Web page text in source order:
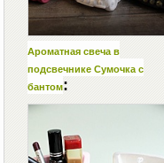
Ароматная свеча в
подсвечнике Сумочка с
бантом: